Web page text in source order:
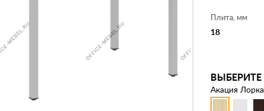
Плита, мм
18
Акация Лорка